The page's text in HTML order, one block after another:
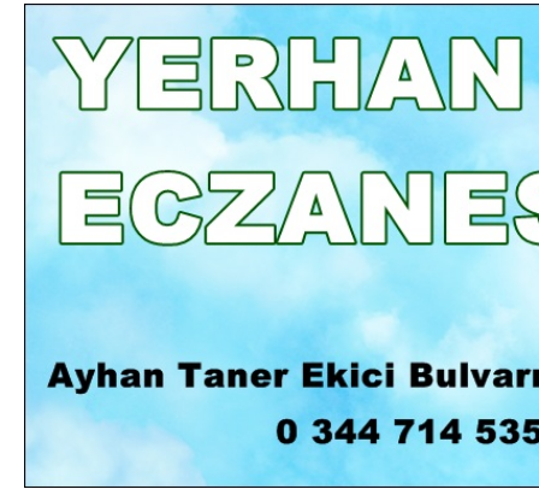
GÖKSUN HAFIZLIK KIZ KUR’AN KURSU
ÖĞRENCILERINE DARENDE GEZISI.